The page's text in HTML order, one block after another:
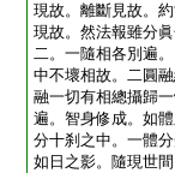
現故。離斷見故。
現故。然法報雖分
二。一隨相各別遍
中不壞相故。二圓
融一切有相總攝歸
遍。智身修成。如
分十刹之中。一體
如日之影。隨現世